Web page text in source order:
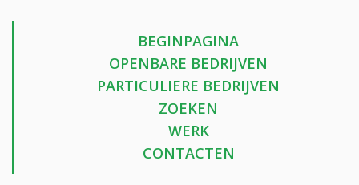
BEGINPAGINA
OPENBARE BEDRIJVEN
PARTICULIERE BEDRIJVEN
ZOEKEN
WERK
CONTACTEN